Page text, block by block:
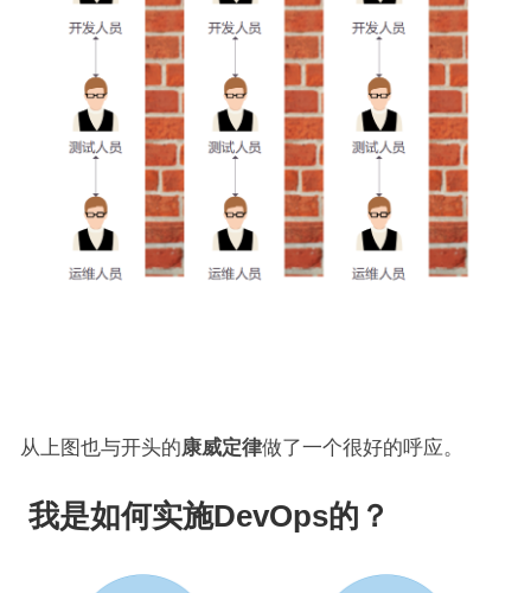
从上图也与开头的康威定律做了一个很好的呼应。
我是如何实施DevOps的？